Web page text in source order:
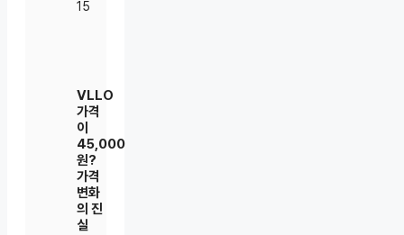
15
VLLO
가격
이
45,000
원?
가격
변화
의 진
실